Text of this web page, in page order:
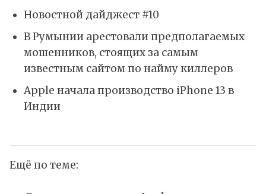
Новостной дайджест #10
В Румынии арестовали предполагаемых
мошенников, стоящих за самым
известным сайтом по найму киллеров
Apple начала производство iPhone 13 в
Индии
Ещё по теме: